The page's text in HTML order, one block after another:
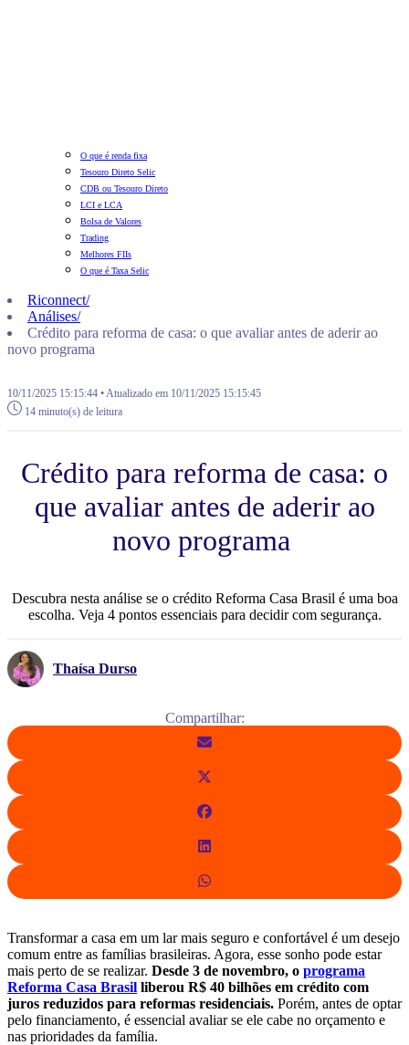
O que é renda fixa
Tesouro Direto Selic
CDB ou Tesouro Direto
LCI e LCA
Bolsa de Valores
Trading
Melhores FIIs
O que é Taxa Selic
Riconnect/
Análises/
Crédito para reforma de casa: o que avaliar antes de aderir ao
novo programa
10/11/2025 15:15:44 • Atualizado em 10/11/2025 15:15:45
14 minuto(s) de leitura
Crédito para reforma de casa: o
que avaliar antes de aderir ao
novo programa
Descubra nesta análise se o crédito Reforma Casa Brasil é uma boa
escolha. Veja 4 pontos essenciais para decidir com segurança.
Thaísa Durso
Compartilhar:
Transformar a casa em um lar mais seguro e confortável é um desejo
comum entre as famílias brasileiras. Agora, esse sonho pode estar
mais perto de se realizar. Desde 3 de novembro, o programa
Reforma Casa Brasil liberou R$ 40 bilhões em crédito com
juros reduzidos para reformas residenciais. Porém, antes de optar
pelo financiamento, é essencial avaliar se ele cabe no orçamento e
nas prioridades da família.